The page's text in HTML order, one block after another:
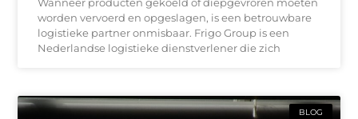
Wanneer producten gekoeld of diepgevroren moeten
worden vervoerd en opgeslagen, is een betrouwbare
logistieke partner onmisbaar. Frigo Group is een
Nederlandse logistieke dienstverlener die zich
BLOG